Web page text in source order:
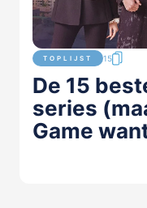
TOPLIJST 15
De 15
series
Game